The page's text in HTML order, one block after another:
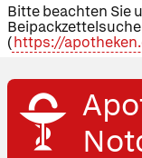
Bitte beachten Sie
(https://